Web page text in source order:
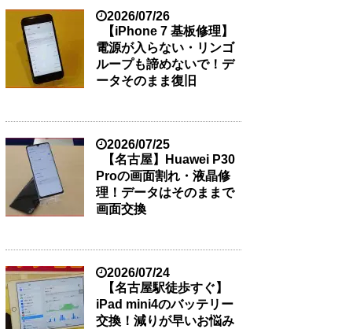
2026/07/26
【iPhone 7 基板修理】
電源が入らない・リンゴ
ループも諦めないで！デ
ータそのまま復旧
2026/07/25
【名古屋】Huawei P30
Proの画面割れ・液晶修
理！データはそのままで
画面交換
2026/07/24
【名古屋駅徒歩すぐ】
iPad mini4のバッテリー
交換！減りが早いお悩み